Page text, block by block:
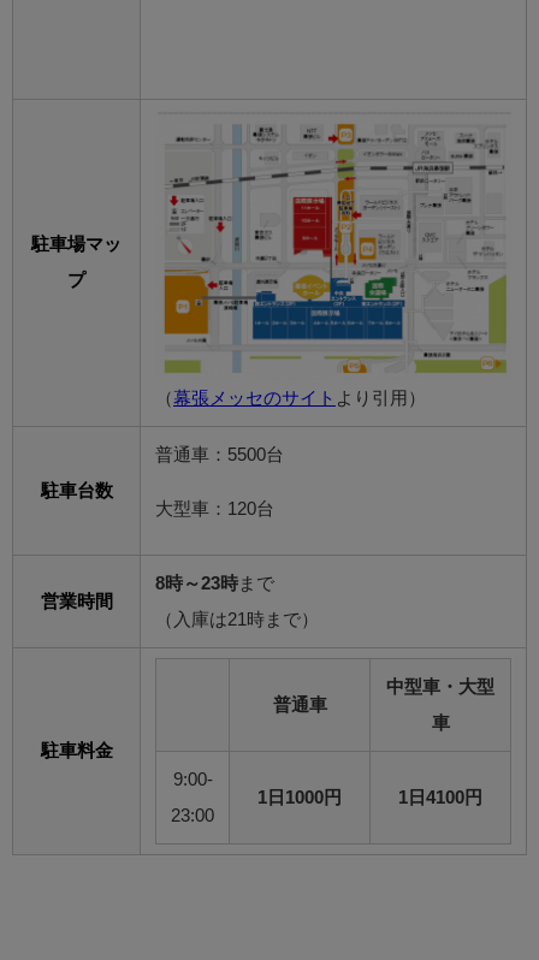
駐車場マッ
プ
（幕張メッセのサイト より引用）
駐車台数
普通車：5500台
大型車：120台
営業時間
8時～23時 まで
（入庫は21時まで）
駐車料金
普通車
中型車・大型
車
9:00-
23:00
1日1000円 1日4100円